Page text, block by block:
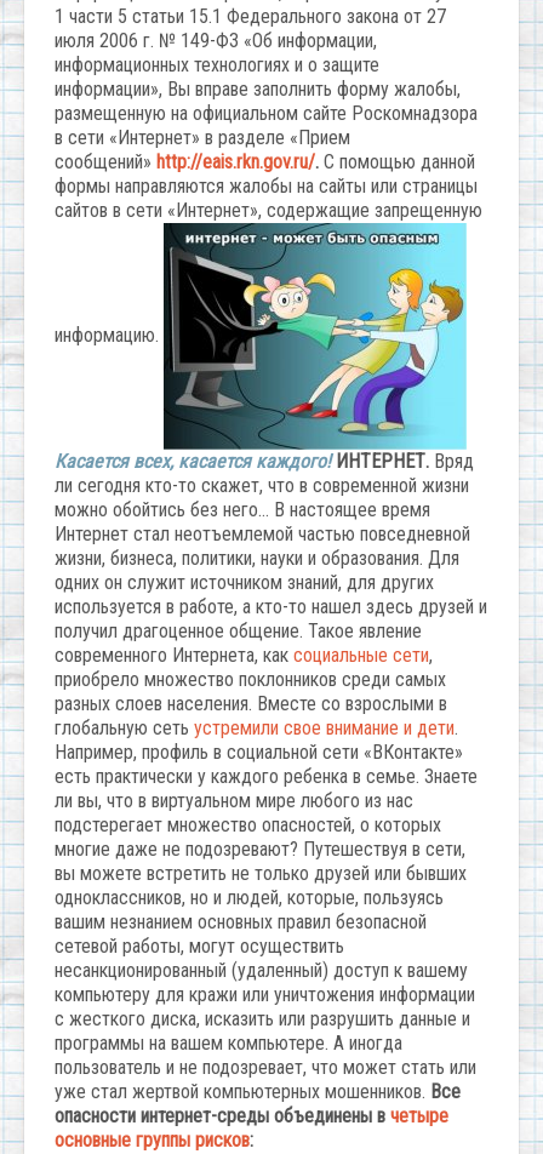
1 части 5 статьи 15.1 Федерального закона от 27
июля 2006 г. № 149-ФЗ «Об информации,
информационных технологиях и о защите
информации», Вы вправе заполнить форму жалобы,
размещенную на официальном сайте Роскомнадзора
в сети «Интернет» в разделе «Прием
сообщений» http://eais.rkn.gov.ru/. С помощью данной
формы направляются жалобы на сайты или страницы
сайтов в сети «Интернет», содержащие запрещенную
информацию.
Касается всех, касается каждого! ИНТЕРНЕТ. Вряд
ли сегодня кто-то скажет, что в современной жизни
можно обойтись без него… В настоящее время
Интернет стал неотъемлемой частью повседневной
жизни, бизнеса, политики, науки и образования. Для
одних он служит источником знаний, для других
используется в работе, а кто-то нашел здесь друзей и
получил драгоценное общение. Такое явление
современного Интернета, как социальные сети,
приобрело множество поклонников среди самых
разных слоев населения. Вместе со взрослыми в
глобальную сеть устремили свое внимание и дети.
Например, профиль в социальной сети «ВКонтакте»
есть практически у каждого ребенка в семье. Знаете
ли вы, что в виртуальном мире любого из нас
подстерегает множество опасностей, о которых
многие даже не подозревают? Путешествуя в сети,
вы можете встретить не только друзей или бывших
одноклассников, но и людей, которые, пользуясь
вашим незнанием основных правил безопасной
сетевой работы, могут осуществить
несанкционированный (удаленный) доступ к вашему
компьютеру для кражи или уничтожения информации
с жесткого диска, исказить или разрушить данные и
программы на вашем компьютере. А иногда
пользователь и не подозревает, что может стать или
уже стал жертвой компьютерных мошенников. Все
опасности интернет-среды объединены в четыре
основные группы рисков: